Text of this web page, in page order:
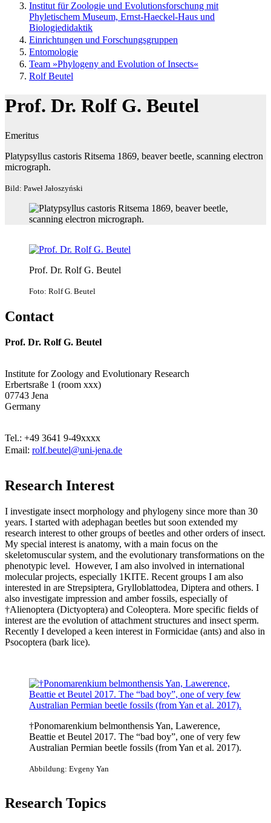
Institut für Zoologie und Evolutionsforschung mit
Phyletischem Museum, Ernst-Haeckel-Haus und
Biologiedidaktik
Einrichtungen und Forschungsgruppen
Entomologie
Team »Phylogeny and Evolution of Insects«
Rolf Beutel
Prof. Dr. Rolf G. Beutel
Emeritus
Platypsyllus castoris Ritsema 1869, beaver beetle, scanning electron
micrograph.
Bild: Paweł Jałoszyński
Prof. Dr. Rolf G. Beutel
Foto: Rolf G. Beutel
Contact
Prof. Dr. Rolf G. Beutel
Institute for Zoology and Evolutionary Research
Erbertsraße 1 (room xxx)
07743 Jena
Germany
Tel.: +49 3641 9-49xxxx
Email: rolf.beutel@uni-jena.de
Research Interest
I investigate insect morphology and phylogeny since more than 30
years. I started with adephagan beetles but soon extended my
research interest to other groups of beetles and other orders of insect.
My special interest is anatomy, with a main focus on the
skeletomuscular system, and the evolutionary transformations on the
phenotypic level. However, I am also involved in international
molecular projects, especially 1KITE. Recent groups I am also
interested in are Strepsiptera, Grylloblattodea, Diptera and others. I
also investigate impression and amber fossils, especially of
†Alienoptera (Dictyoptera) and Coleoptera. More specific fields of
interest are the evolution of attachment structures and insect sperm.
Recently I developed a keen interest in Formicidae (ants) and also in
Psocoptera (bark lice).
†Ponomarenkium belmonthensis Yan, Lawerence,
Beattie et Beutel 2017. The “bad boy”, one of very few
Australian Permian beetle fossils (from Yan et al. 2017).
Abbildung: Evgeny Yan
Research Topics